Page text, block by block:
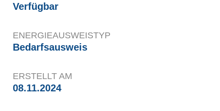
Verfügbar
ENERGIE­AUSWEISTYP
Bedarfsausweis
ERSTELLT AM
08.11.2024